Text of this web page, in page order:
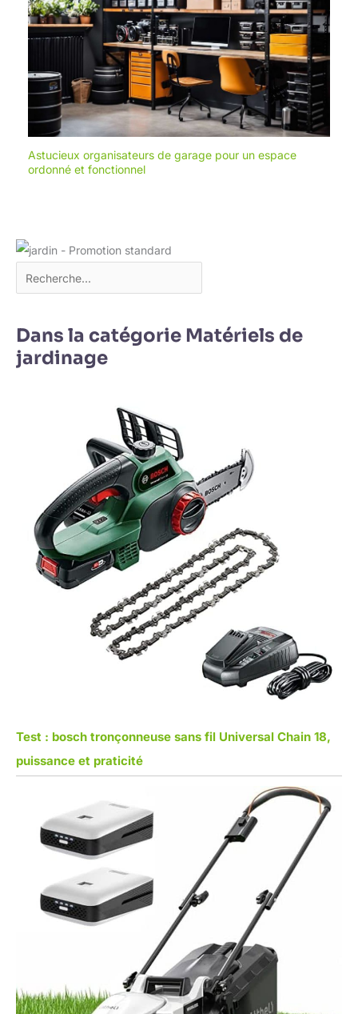
Astucieux organisateurs de garage pour un espace
ordonné et fonctionnel
Dans la catégorie Matériels de
jardinage
Test : bosch tronçonneuse sans fil Universal Chain 18,
puissance et praticité